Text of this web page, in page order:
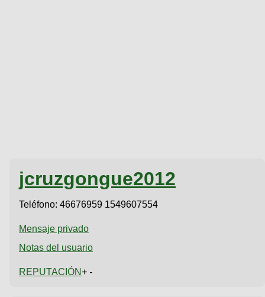
jcruzgongue2012
Teléfono: 46676959 1549607554
Mensaje privado
Notas del usuario
REPUTACIÓN + -